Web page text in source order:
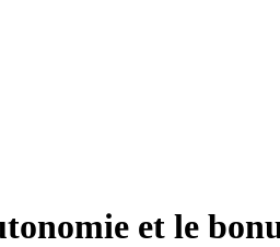
et le